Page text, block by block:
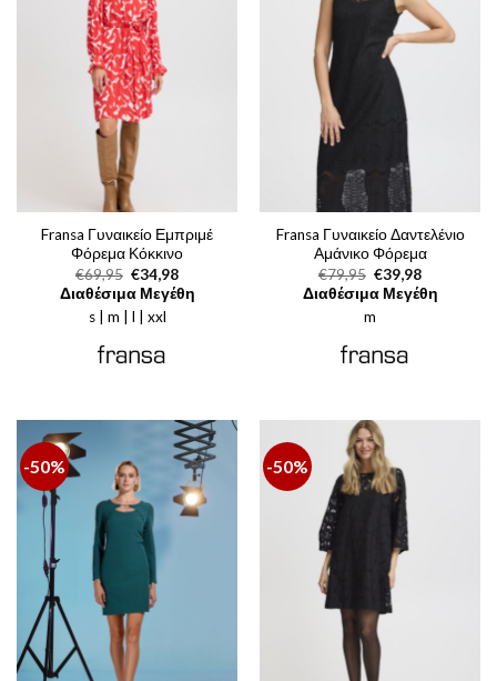
Fransa Γυναικείο Εμπριμέ
Φόρεμα Κόκκινο
€69,95 Original
price
was:
€69,95.
€34,98Η
τρέχουσα
τιμή
Διαθέσιμα Μεγέθη
s | m | l | xxl
Fransa Γυναικείο Δαντελένιο
Αμάνικο Φόρεμα
€79,95 Original
price
was:
€79,95.
€39,98Η
τρέχουσα
τιμή
Διαθέσιμα Μεγέθη
m
-50% -50%